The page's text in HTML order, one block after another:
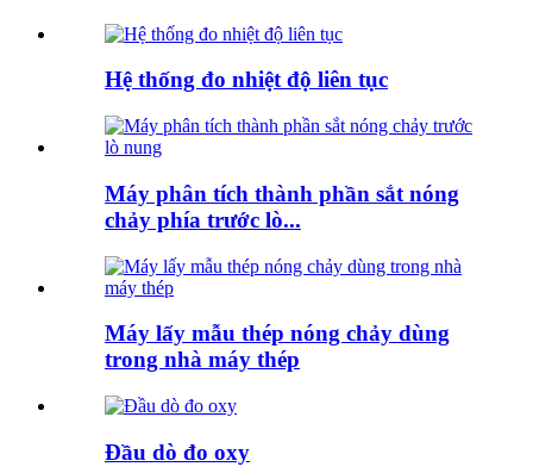
Hệ thống đo nhiệt độ liên tục
Máy phân tích thành phần sắt nóng
chảy phía trước lò...
Máy lấy mẫu thép nóng chảy dùng
trong nhà máy thép
Đầu dò đo oxy